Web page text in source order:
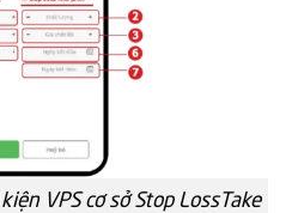
VPS cơ sở Stop LossTake